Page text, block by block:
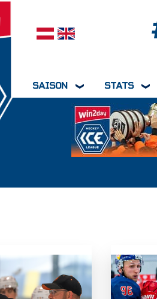
Sprache auswählen
SAISON STATS